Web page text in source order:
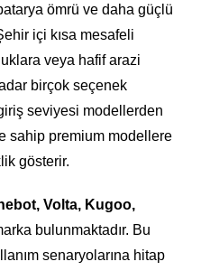
ömrü ve daha güçlü
içi kısa mesafeli
veya hafif arazi
birçok seçenek
seviyesi modellerden
sahip premium modellere
gösterir.
Volta, Kugoo,
bulunmaktadır. Bu
senaryolarına hitap